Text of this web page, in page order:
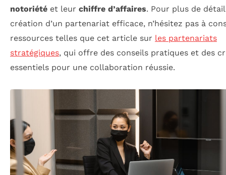
notoriété et leur chiffre d’affaires. Pour plus de
création d’un partenariat efficace, n’hésitez pas à
ressources telles que cet article sur les partenariats
stratégiques, qui offre des conseils pratiques et des
essentiels pour une collaboration réussie.